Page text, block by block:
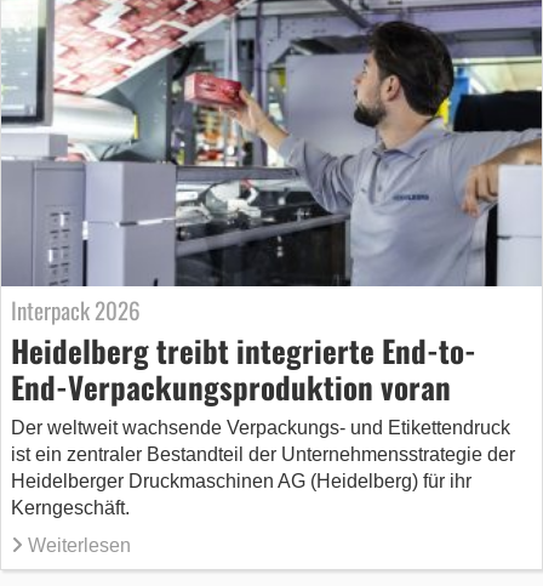
Interpack 2026
Heidelberg treibt integrierte End-to-
End-Verpackungsproduktion voran
Der weltweit wachsende Verpackungs- und Etikettendruck
ist ein zentraler Bestandteil der Unternehmensstrategie der
Heidelberger Druckmaschinen AG (Heidelberg) für ihr
Kerngeschäft.
Weiterlesen